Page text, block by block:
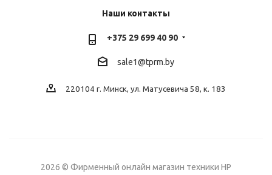
Наши контакты
+375 29 699 40 90
sale1@tprm.by
220104 г. Минск, ул. Матусевича 58, к. 183
2026 © Фирменный онлайн магазин техники HP